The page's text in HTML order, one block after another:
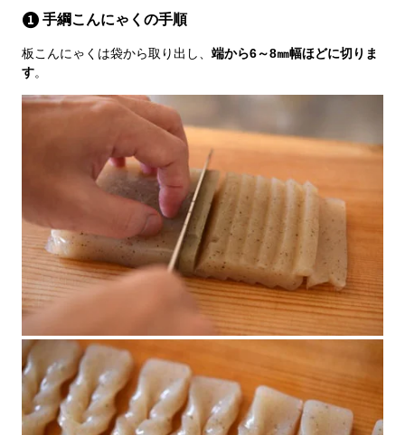
手綱こんにゃくの手順
板こんにゃくは袋から取り出し、 端から6～8㎜幅ほどに切りま
す。